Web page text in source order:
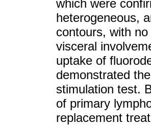
which were
heterogeneous,
contours, with
visceral
uptake of
demonstrated
stimulation test.
of primary
replacement